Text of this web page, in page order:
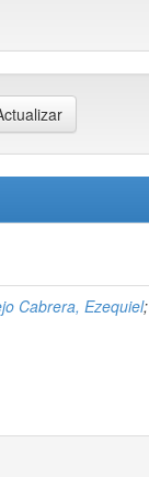
Cabrera, Ezequiel;